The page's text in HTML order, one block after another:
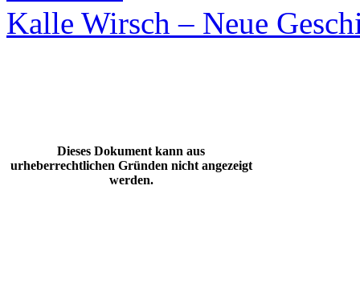
Kalle Wirsch – Neue
Dieses Dokument kann aus
urheberrechtlichen Gründen nicht angezeigt
werden.